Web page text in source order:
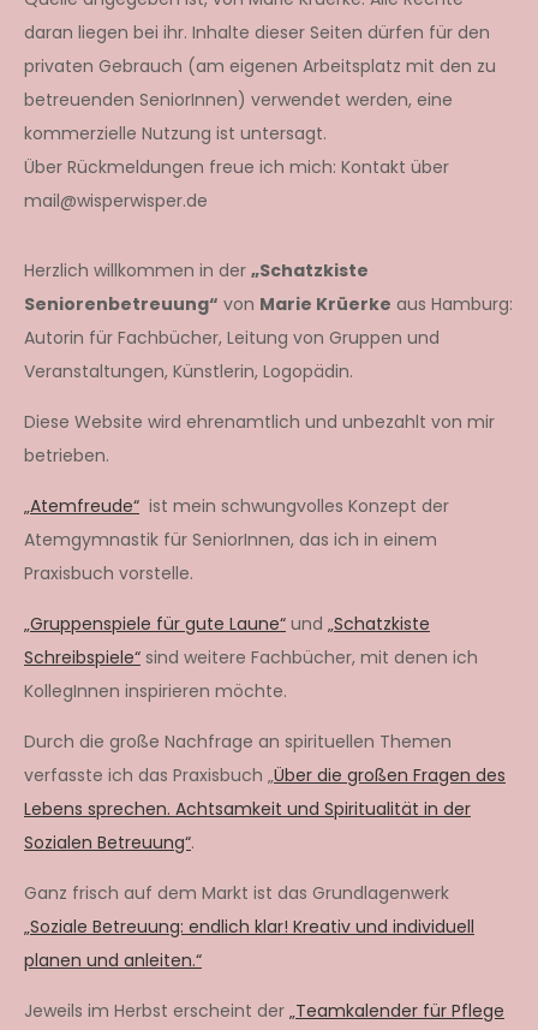
daran liegen bei ihr. Inhalte dieser Seiten dürfen für den
privaten Gebrauch (am eigenen Arbeitsplatz mit den zu
betreuenden SeniorInnen) verwendet werden, eine
kommerzielle Nutzung ist untersagt.
Über Rückmeldungen freue ich mich: Kontakt über
mail@wisperwisper.de
Herzlich willkommen in der „Schatzkiste
Seniorenbetreuung“ von Marie Krüerke aus Hamburg:
Autorin für Fachbücher, Leitung von Gruppen und
Veranstaltungen, Künstlerin, Logopädin.
Diese Website wird ehrenamtlich und unbezahlt von mir
betrieben.
„Atemfreude“ ist mein schwungvolles Konzept der
Atemgymnastik für SeniorInnen, das ich in einem
Praxisbuch vorstelle.
„Gruppenspiele für gute Laune“ und „Schatzkiste
Schreibspiele“ sind weitere Fachbücher, mit denen ich
KollegInnen inspirieren möchte.
Durch die große Nachfrage an spirituellen Themen
verfasste ich das Praxisbuch „Über die großen Fragen des
Lebens sprechen. Achtsamkeit und Spiritualität in der
Sozialen Betreuung“.
Ganz frisch auf dem Markt ist das Grundlagenwerk
„Soziale Betreuung: endlich klar! Kreativ und individuell
planen und anleiten.“
Jeweils im Herbst erscheint der „Teamkalender für Pflege